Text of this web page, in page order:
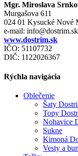
Mgr. Miroslava
Murgašova 611
024 01 Kysucké Nové
e-mail: info@dostrim.sk
www.dostrim.sk
IČO: 51107732
DIČ: 1122026367
Rýchla navigácia
Oblečenie
Šaty
Topy
Nohavice
Sukne
Kimoná
Vesty a